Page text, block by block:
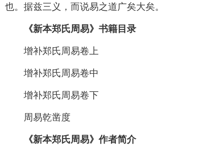
也。据兹三义，而说易之道广矣大矣。
《新本郑氏周易》书籍目录
增补郑氏周易卷上
增补郑氏周易卷中
增补郑氏周易卷下
周易乾凿度
《新本郑氏周易》作者简介